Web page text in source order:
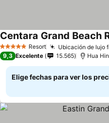
5 Estrellas Resort Ubicación de lujo
Centara Grand Beach
9,3 Excelente 15.565 Hua Hin
Elige fechas para ver los